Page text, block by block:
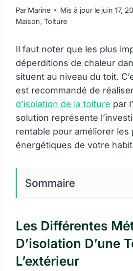
Par Marine Mis à jour le juin 17,
Maison, Toiture
Il faut noter que les plus
déperditions de chaleur
situent au niveau du toit.
est recommandé de
d’isolation de la toiture par
solution représente
rentable pour améliorer les
énergétiques de votre
Sommaire
Les Différentes
D’isolation D’une
L’extérieur